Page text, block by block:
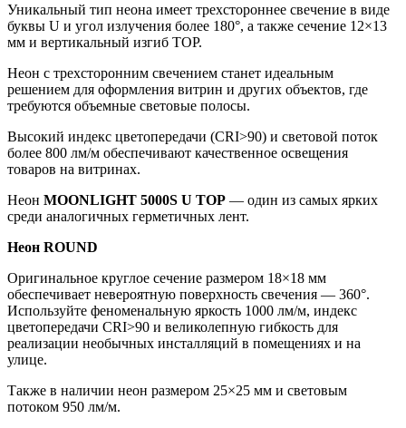
Уникальный тип неона имеет трехстороннее свечение в виде
буквы U и угол излучения более 180°, а также сечение 12×13
мм и вертикальный изгиб TOP.
Неон с трехсторонним свечением станет идеальным
решением для оформления витрин и других объектов, где
требуются объемные световые полосы.
Высокий индекс цветопередачи (CRI>90) и световой поток
более 800 лм/м обеспечивают качественное освещения
товаров на витринах.
Неон MOONLIGHT 5000S U TOP — один из самых ярких
среди аналогичных герметичных лент.
Неон ROUND
Оригинальное круглое сечение размером 18×18 мм
обеспечивает невероятную поверхность свечения — 360°.
Используйте феноменальную яркость 1000 лм/м, индекс
цветопередачи CRI>90 и великолепную гибкость для
реализации необычных инсталляций в помещениях и на
улице.
Также в наличии неон размером 25×25 мм и световым
потоком 950 лм/м.